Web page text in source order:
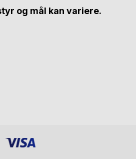
og mål kan variere.